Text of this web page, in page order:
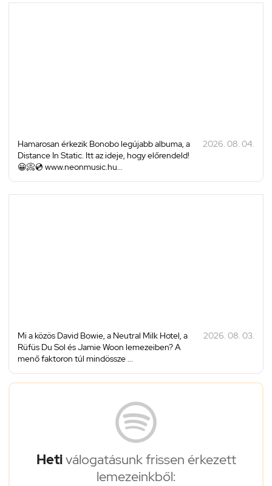
Hamarosan érkezik Bonobo legújabb albuma, a
Distance In Static. Itt az ideje, hogy előrendeld!
😀📀💿 www.neonmusic.hu...
2026. 08. 04.
Mi a közös David Bowie, a Neutral Milk Hotel, a
Rüfüs Du Sol és Jamie Woon lemezeiben? A
menő faktoron túl mindössze ...
2026. 08. 03.
Hetiválogatásunk frissen érkezett
lemezeinkből: